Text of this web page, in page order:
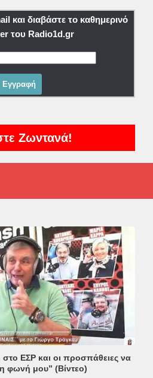
και διαβάστε το καθημερινό
του Radio1d.gr
Ζωντανά!
ΕΣΡ και οι προσπάθειες να
φωνή μου” (Βίντεο)